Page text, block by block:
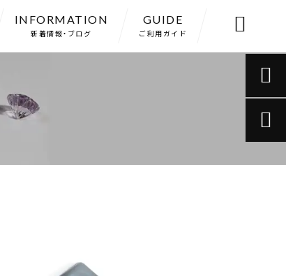
INFORMATION
新着情報・ブログ
GUIDE
ご利用ガイド 

